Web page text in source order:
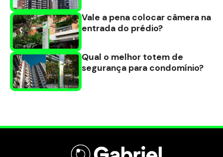
Vale a pena colocar câmera na
entrada do prédio?
Qual o melhor totem de
segurança para condomínio?